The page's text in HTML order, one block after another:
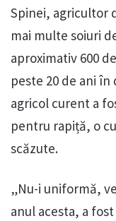
Spinei, agricultor
mai multe soiuri
aproximativ 600
peste 20 de ani
agricol curent a
pentru rapiță, o
scăzute.
„Nu-i uniformă,
anul acesta, a